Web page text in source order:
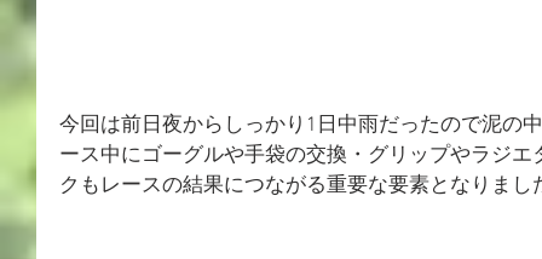
今回は前日夜からしっかり1日中雨だったので泥の
ース中にゴーグルや手袋の交換・グリップやラジ
クもレースの結果につながる重要な要素となりまし